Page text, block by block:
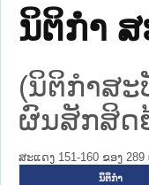
ນິຕິກໍາ ສ
(ນິຕິກໍາສ
ຜົນສັກສິດ
ສະແດງ 151-160 ຂອງ
ນິຕິກໍາ